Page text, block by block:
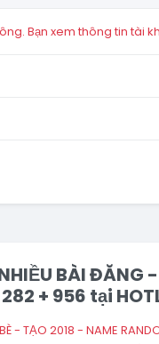
Bạn xem thông tin tài
BÀI ĐĂNG
+ 956 tại
BÈ - TẠO 2018 - NAME